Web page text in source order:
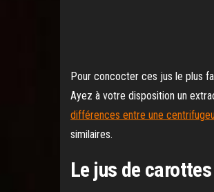
Pour concocter ces jus le plus
Ayez à votre disposition un
différences entre une
similaires.
Le jus de carottes